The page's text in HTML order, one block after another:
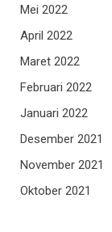
Mei 2022
April 2022
Maret 2022
Februari 2022
Januari 2022
Desember 2021
November 2021
Oktober 2021